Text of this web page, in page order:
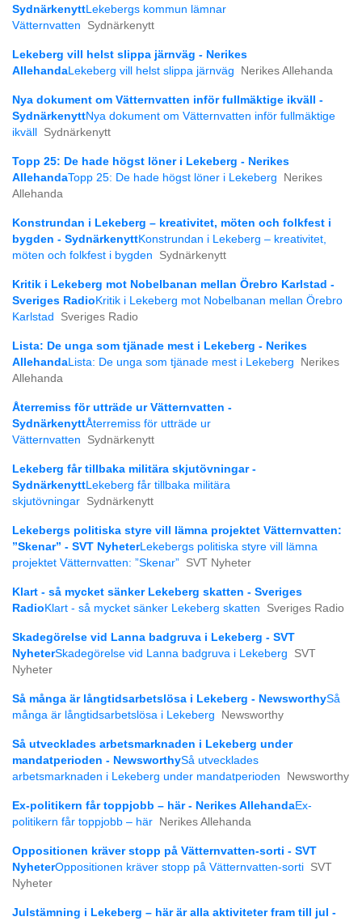
SydnärkenyttLekebergs kommun lämnar
Vätternvatten
Sydnärkenytt
Lekeberg vill helst slippa järnväg - Nerikes
AllehandaLekeberg vill helst slippa järnväg Nerikes Allehanda
Nya dokument om Vätternvatten inför fullmäktige ikväll -
SydnärkenyttNya dokument om Vätternvatten inför fullmäktige
ikväll
Sydnärkenytt
Topp 25: De hade högst löner i Lekeberg - Nerikes
AllehandaTopp 25: De hade högst löner i Lekeberg
Nerikes
Allehanda
Konstrundan i Lekeberg – kreativitet, möten och folkfest i
bygden - SydnärkenyttKonstrundan i Lekeberg – kreativitet,
möten och folkfest i bygden
Sydnärkenytt
Kritik i Lekeberg mot Nobelbanan mellan Örebro Karlstad -
Sveriges Radio Kritik i Lekeberg mot Nobelbanan mellan Örebro
Karlstad
Sveriges Radio
Lista: De unga som tjänade mest i Lekeberg - Nerikes
AllehandaLista: De unga som tjänade mest i Lekeberg
Nerikes
Allehanda
Återremiss för utträde ur Vätternvatten -
SydnärkenyttÅterremiss för utträde ur
Vätternvatten
Sydnärkenytt
Lekeberg får tillbaka militära skjutövningar -
SydnärkenyttLekeberg får tillbaka militära
skjutövningar Sydnärkenytt
Lekebergs politiska styre vill lämna projektet Vätternvatten:
”Skenar” - SVT NyheterLekebergs politiska styre vill lämna
projektet Vätternvatten: ”Skenar” SVT Nyheter
Klart - så mycket sänker Lekeberg skatten - Sveriges
Radio Klart - så mycket sänker Lekeberg skatten Sveriges Radio
Skadegörelse vid Lanna badgruva i Lekeberg - SVT
NyheterSkadegörelse vid Lanna badgruva i Lekeberg
SVT
Nyheter
Så många är långtids­arbetslösa i Lekeberg - NewsworthySå
många är långtids­arbetslösa i Lekeberg
Newsworthy
Så utvecklades arbetsmarknaden i Lekeberg under
mandatperioden - NewsworthySå utvecklades
arbetsmarknaden i Lekeberg under mandatperioden
Newsworthy
Ex-politikern får toppjobb – här - Nerikes AllehandaEx-
politikern får toppjobb – här
Nerikes Allehanda
Oppositionen kräver stopp på Vätternvatten-sorti - SVT
NyheterOppositionen kräver stopp på Vätternvatten-sorti SVT
Nyheter
Julstämning i Lekeberg – här är alla aktiviteter fram till jul -